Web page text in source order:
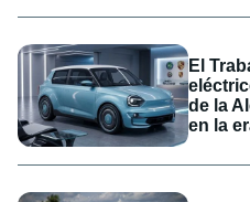
El
de la
en la